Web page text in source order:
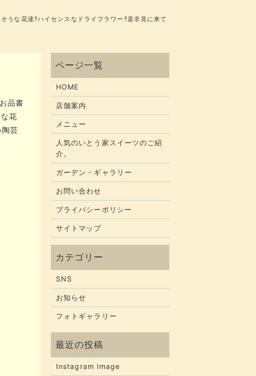
うな花達?ハイセンスなドライフラワー?是非見に来て
品書
花
芸
HOME
店舗案内
メニュー
人気のいとう家スイーツのご紹
介。
ガーデン・ギャラリー
お問い合わせ
プライバシーポリシー
サイトマップ
SNS
お知らせ
フォトギャラリー
Instagram Image